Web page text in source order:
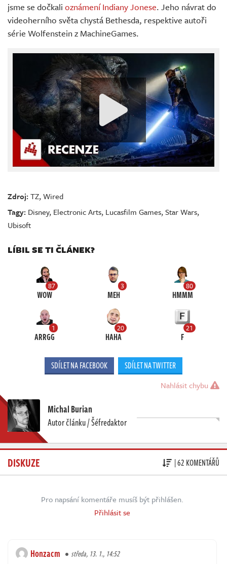
jsme se dočkali oznámení Indiany Jonese. Jeho návrat do
videoherního světa chystá Bethesda, respektive autoři
série Wolfenstein z MachineGames.
Zdroj:TZ,Wired
Tagy: Disney, Electronic Arts, Lucasfilm Games,Star Wars,
Ubisoft
LÍBIL SE TI ČLÁNEK?
87
WOW
3
MEH
80
HMMM
1
ARRGG
20
HAHA
21
F
SDÍLET NA FACEBOOK SDÍLET NA TWITTER
Nahlásit chybu
Michal Burian
Autor článku / Šéfredaktor
DISKUZE | 62 KOMENTÁŘŮ
Pro napsání komentáře musíš být přihlášen.
Přihlásit se
Honzacm středa, 13. 1., 14:52